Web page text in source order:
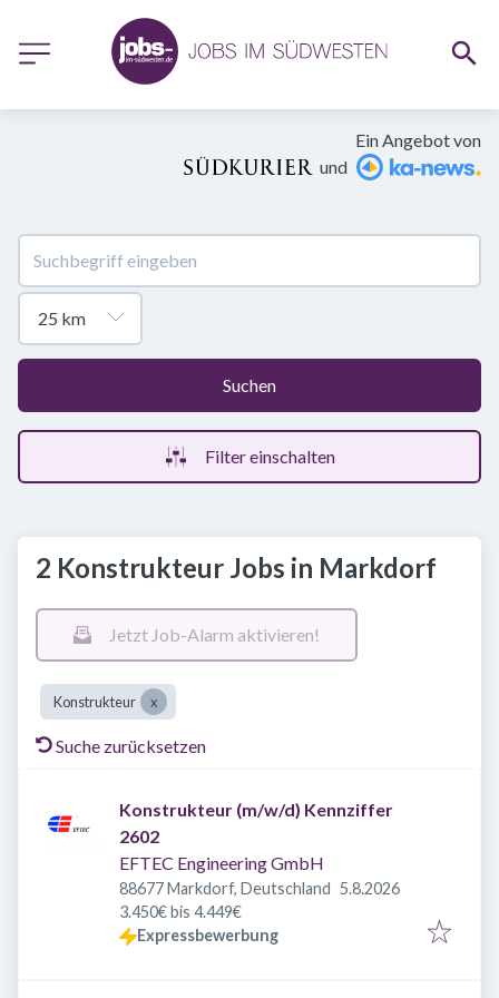
Ein Angebot von
und
Suchen
Filter einschalten
2 Konstrukteur Jobs in Markdorf
Jetzt Job-Alarm aktivieren!
Konstrukteur
Suche zurücksetzen
Konstrukteur (m/w/d) Kennziffer
2602
EFTEC Engineering GmbH
88677 Markdorf, Deutschland Veröffentlicht
5.8.2026
3.450€ bis 4.449€
Expressbewerbung